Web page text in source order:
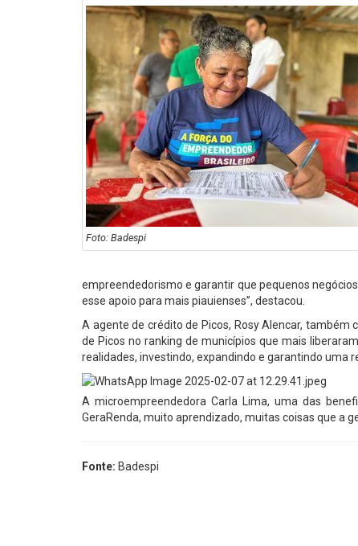
Foto: Badespi
empreendedorismo e garantir que pequenos
esse apoio para mais piauienses”, destacou.
A agente de crédito de Picos, Rosy Alencar, também
de Picos no ranking de municípios que mais
realidades, investindo, expandindo e garantindo uma
A microempreendedora Carla Lima, uma das
GeraRenda, muito aprendizado, muitas coisas que a
Fonte: Badespi